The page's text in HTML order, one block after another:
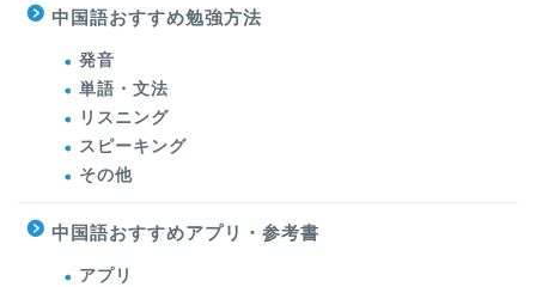
中国語おすすめ勉強方法
発音
単語・文法
リスニング
スピーキング
その他
中国語おすすめアプリ・参考書
アプリ